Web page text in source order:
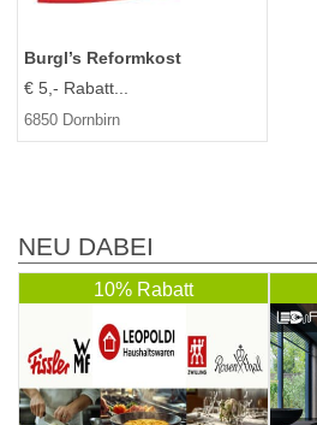
Burgl’s Reformkost
€ 5,- Rabatt...
6850 Dornbirn
NEU DABEI
10% Rabatt